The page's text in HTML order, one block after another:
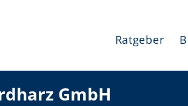
Ratgeber
GmbH